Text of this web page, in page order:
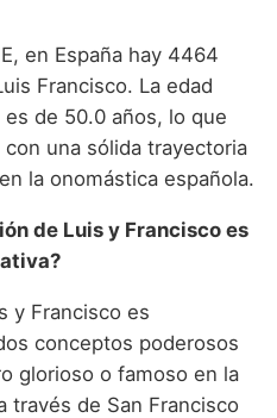
en España hay 4464
Francisco. La edad
de 50.0 años, lo que
una sólida trayectoria
la onomástica española.
de Luis y Francisco es
y Francisco es
conceptos poderosos
glorioso o famoso en la
través de San Francisco